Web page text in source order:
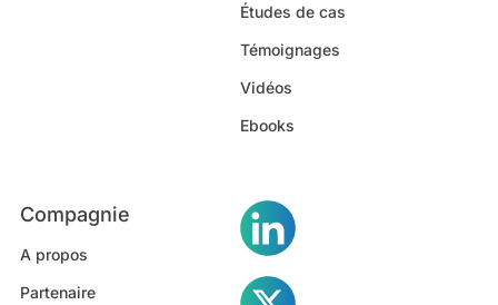
Études de cas
Témoignages
Vidéos
Ebooks
Compagnie
A propos
Partenaire